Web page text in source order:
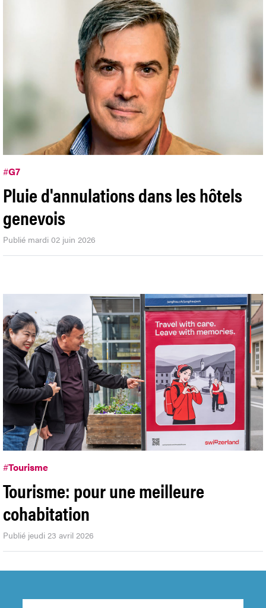
#G7
Pluie d'annulations dans les hôtels
genevois
Publié mardi 02 juin 2026
#Tourisme
Tourisme: pour une meilleure
cohabitation
Publié jeudi 23 avril 2026